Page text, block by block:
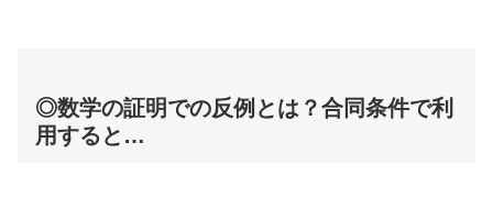
◎数学の証明での反例とは？合同条件で利
用すると…